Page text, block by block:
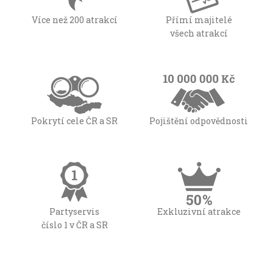
Více než 200 atrakcí
Přímí majitelé
všech atrakcí
Pokrytí cele ČR a SR Pojištění odpovědnosti
Partyservis
číslo 1 v ČR a SR
Exkluzivní atrakce